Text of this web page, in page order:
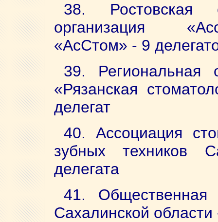
38. Ростовская
организация
«АсСтом» - 9
39. Региональная
«Рязанская
делегат
40. Ассоциация
зубных техников
делегата
41. Общественная
Сахалинской области